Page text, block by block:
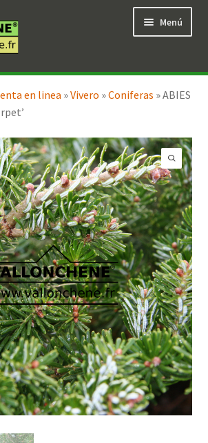
Menú
menú
en linea »Vivero »Coniferas »ABIES